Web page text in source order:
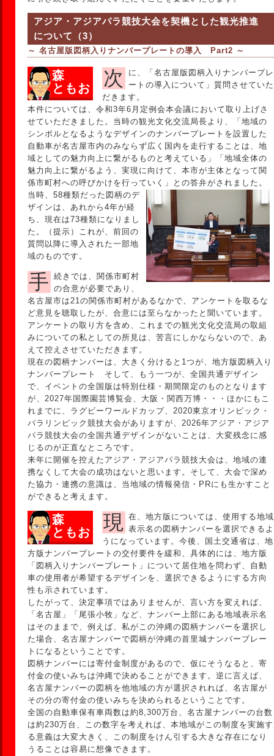
アジア・アジアパラ競技大会を契機とした観光推進
について（3）
～ 名古屋版図柄入りナンバープレートの導入 Part2 ～
森
ともお
次に、「名古屋版図柄入りナンバープレ
ートの導入について」質問させていた
だきます。
本件については、令和3年6月定例会本会議において取り上げさ
せていただきました。当時の観光文化交流局長より、「地域の
シンボルとなるようなデザインのナンバープレートを設置した
自動車が名古屋市内のみならず広く国内を走行することは、地
域としての魅力向上に繋がるものと考えている」「地域全体の
魅力向上に繋がるよう、実現に向けて、本市が主体となって関
係市町村への呼びかけを行っていく」との答弁がされました。
当時、58種類だった図柄のデ
ザインは、あれから4年が経
ち、現在は73種類になりまし
た。（提示）これが、前回の
質問以降に導入された一部地
域のものです。
手続きでは、関係市町村 の合意が必要であり、
名古屋市は21の関係市町村があるなかで、アンケートを取るな
ど意見を聴取したが、合意には至らなかったと聞いています。
アンケートの取り方を含め、これまでの観光文化交流局の取組
みについての私としての所見は、苦言にしかならないので、あ
えて控えさせていただきます。
現在の図柄ナンバーは、大きく分けると1つが、地方版図柄入り
ナンバープレート そして、もう一つが、全国共通デザイン
で、イベントの全国版は特別仕様・期間限定のものとなります
が、2027年国際園芸博覧会、大阪・関西万博・・・ほかにもこ
れまでに、ラグビーワールドカップ、2020東京オリンピック・
パラリンピック競技大会がありますが、2026年アジア・アジア
パラ競技大会の全国共通デザインがないことは、大変残念に感
じるのが正直なところです。
来年に開催を控えたアジア・アジアパラ競技大会は、地域の連
携なくして大会の成功はないと思います。そして、大会で深め
た協力・連携の意識は、当地域の情報発信・PRにも生かすこと
ができると考えます。
森
ともお
現在、地方版については、使用する地域 表示名の図柄ナンバーを選択できるよ
うになっています。今後、国土交通省は、地
方版ナンバープレートの交付要件を緩和、具体的には、地方版
「図柄入りナンバープレート」について居住地を問わず、自動
車の使用者が希望するデザインを、選択できるようにする方向
性も示されています。
したがって、決定事項ではありませんが、言い方を変えれば、
「名古屋」「尾張小牧」など、ナンバー上部にある地域表示名
はそのままで、例えば、私がこの沖縄の図柄ナンバーを選択し
た場合、名古屋ナンバーで図柄が沖縄の首里城ナンバープレー
トになるということです。
図柄ナンバーには寄付金制度があるので、仮にそうなると、寄
付金の使いみちは沖縄で決めることができます。逆に言えば、
名古屋ナンバーの図柄を他地域の方が選択されれば、名古屋が
その分の寄付金の使いみちを決められるということです。
全国の自動車保有車両数は約8,300万台、名古屋ナンバーの台数
は約230万台、この数字を考えれば、本地域がこの制度を実施す
る意義は大変大きく、この制度をけん引する大きな存在になり
うることは容易に想像できます。